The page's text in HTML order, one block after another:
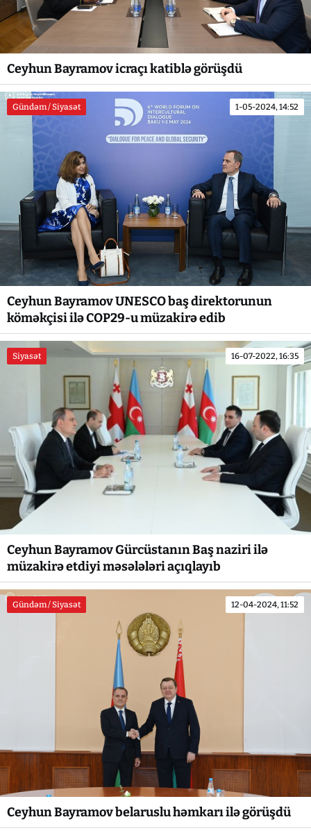
Ceyhun Bayramov icraçı katiblə görüşdü
Gündəm / Siyasət 1-05-2024, 14:52
Ceyhun Bayramov UNESCO baş direktorunun
köməkçisi ilə COP29-u müzakirə edib
Siyasət 16-07-2022, 16:35
Ceyhun Bayramov Gürcüstanın Baş naziri ilə
müzakirə etdiyi məsələləri açıqlayıb
Gündəm / Siyasət 12-04-2024, 11:52
Ceyhun Bayramov belaruslu həmkarı ilə görüşdü